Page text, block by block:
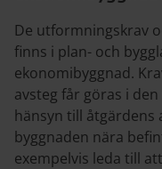
De utformningskrav
finns i plan- och
ekonomibyggnad.
avsteg får göras i
hänsyn till åtgärdens
byggnaden nära
exempelvis leda till